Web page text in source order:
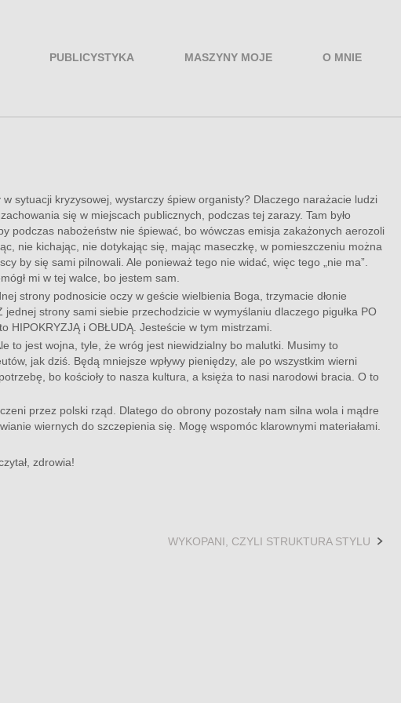
PUBLICYSTYKA MASZYNY MOJE O MNIE
sytuacji kryzysowej, wystarczy śpiew organisty? Dlaczego narażacie ludzi
się w miejscach publicznych, podczas tej zarazy. Tam było
podczas nabożeństw nie śpiewać, bo wówczas emisja zakażonych aerozoli
nie kichając, nie dotykając się, mając maseczkę, w pomieszczeniu można
by się sami pilnowali. Ale ponieważ tego nie widać, więc tego „nie ma”.
mi w tej walce, bo jestem sam.
strony podnosicie oczy w geście wielbienia Boga, trzymacie dłonie
strony sami siebie przechodzicie w wymyślaniu dlaczego pigułka PO
HIPOKRYZJĄ i OBŁUDĄ. Jesteście w tym mistrzami.
to jest wojna, tyle, że wróg jest niewidzialny bo malutki. Musimy to
jak dziś. Będą mniejsze wpływy pieniędzy, ale po wszystkim wierni
bo kościoły to nasza kultura, a księża to nasi narodowi bracia. O to
przez polski rząd. Dlatego do obrony pozostały nam silna wola i mądre
wiernych do szczepienia się. Mogę wspomóc klarownymi materiałami.
zdrowia!
WYKOPANI, CZYLI STRUKTURA STYLU